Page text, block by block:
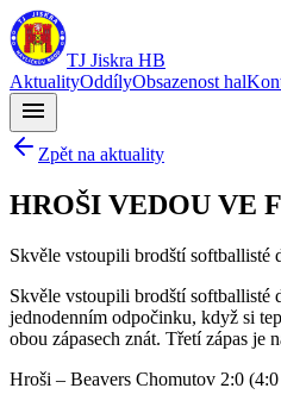
TJ Jiskra HB
AktualityOddílyObsazenost hal
menu
Zpět na aktuality
HROŠI VEDOU VE
Skvěle vstoupili brodští softballisté
Skvěle vstoupili brodští softballisté
jednodenním odpočinku, když si
obou zápasech znát. Třetí zápas
Hroši – Beavers Chomutov 2:0